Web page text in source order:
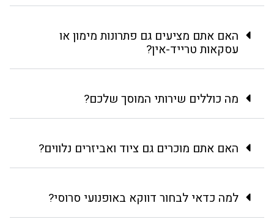
האם אתם מציעים גם פתרונות מימון או
עסקאות טרייד-אין?
מה כוללים שירותי המוסך שלכם?
האם אתם מוכרים גם ציוד ואביזרים נלווים?
למה כדאי לבחור דווקא באופנועי סרוסי?